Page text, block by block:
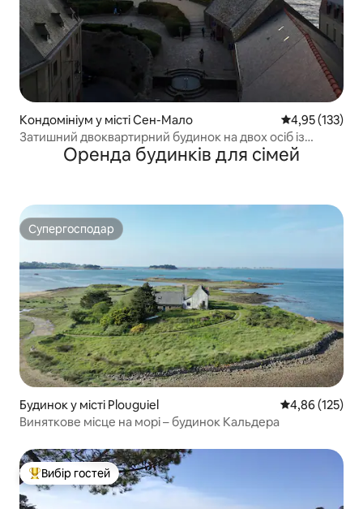
Кондомініум у місті Сен-Мало Середня
4,95 (133)
Затишний двоквартирний будинок на двох осіб із
видом на море в Сен-Мало
Оренда будинків для сімей
Супергосподар
Супергосподар
Будинок у місті Plouguiel Середня
4,86 (125)
Виняткове місце на морі – будинок Кальдера
Топ вибір гостей
Вибір гостей